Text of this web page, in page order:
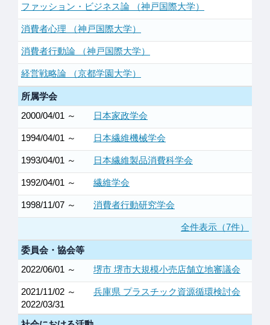
ファッション・ビジネス論 （神戸国際大学）
消費者心理 （神戸国際大学）
消費者行動論 （神戸国際大学）
経営戦略論 （京都学園大学）
所属学会
2000/04/01 ～
日本家政学会
1994/04/01 ～ 日本繊維機械学会
1993/04/01 ～ 日本繊維製品消費科学会
1992/04/01 ～ 繊維学会
1998/11/07 ～ 消費者行動研究学会
全件表示（7件）
委員会・協会等
2022/06/01 ～
堺市 堺市大規模小売店舗立地審議会
2021/11/02 ～
2022/03/31
兵庫県 プラスチック資源循環検討会